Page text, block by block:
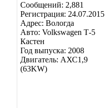
Сообщений: 2,881
Регистрация: 24.07.2015
Адрес: Вологда
Авто: Volkswagen Т-5
Кастен
Год выпуска: 2008
Двигатель: АХС1,9
(63KW)